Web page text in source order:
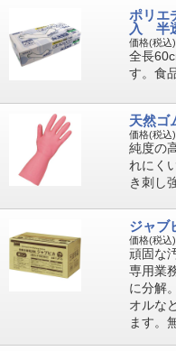
ポリエ
入 半
価格(税込
全長
す。食
天然
価格(税込
純度の
れにく
き刺し
ジャブ
価格(税込
頑固な
専用業
に分解
オルな
ます。